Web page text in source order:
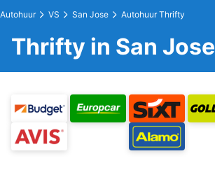
Autohuur VS San Jose Autohuur Thrifty
Thrifty in San Jose